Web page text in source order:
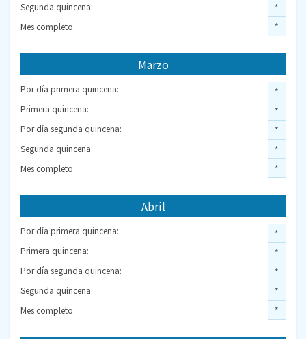
Segunda quincena:
Mes completo:
*
*
Marzo
Por día primera quincena:
Primera quincena:
Por día segunda quincena:
Segunda quincena:
Mes completo:
*
*
*
*
*
Abril
Por día primera quincena:
Primera quincena:
Por día segunda quincena:
Segunda quincena:
Mes completo:
*
*
*
*
*